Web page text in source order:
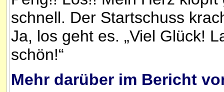
schnell. Der Startschuss
Ja, los geht es. „Viel Glück!
schön!“
Mehr darüber im Bericht